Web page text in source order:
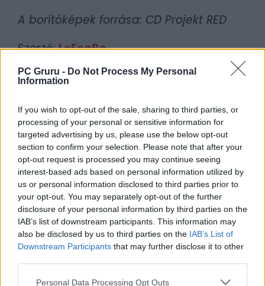
PC Gruru - Do Not Process My Personal
Information
If you wish to opt-out of the sale, sharing to third parties, or
processing of your personal or sensitive information for
targeted advertising by us, please use the below opt-out
section to confirm your selection. Please note that after your
opt-out request is processed you may continue seeing
interest-based ads based on personal information utilized by
us or personal information disclosed to third parties prior to
your opt-out. You may separately opt-out of the further
disclosure of your personal information by third parties on the
IAB’s list of downstream participants. This information may
also be disclosed by us to third parties on the IAB’s List of
Downstream Participants that may further disclose it to other
Personal Data Processing Opt Outs
A borítóképek forrása: CD Projekt RED
Szerző:LeEcoBo
Dátum:
2025.05.20 09:30
Guru tartalmairól véletlenül se maradj le
a Google-ben.
KAPCSOLÓDÓ HÍREK
Könnyen lehet, hogy a The Witcher 4-ért
már több pénzt kell otthagynunk a
kasszánál
A The Witcher 4 fejlesztői szeretnének a
Rockstar Games babérjaira törni